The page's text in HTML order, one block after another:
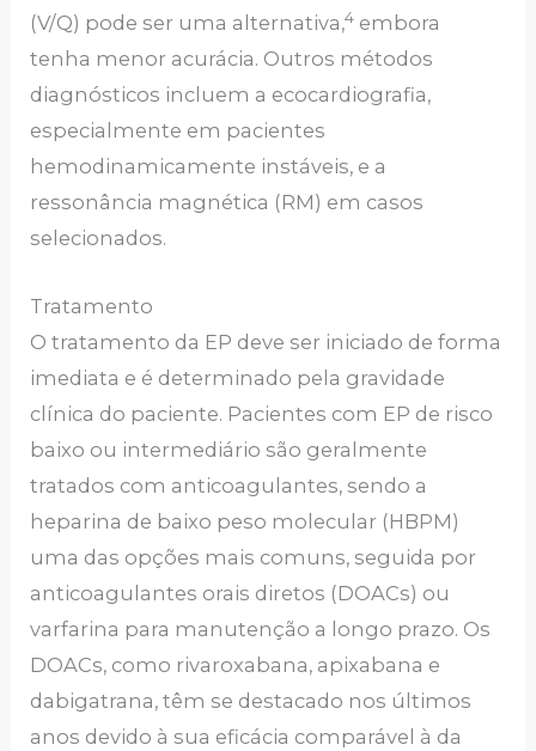
(V/Q) pode ser uma alternativa,4 embora
tenha menor acurácia. Outros métodos
diagnósticos incluem a ecocardiografia,
especialmente em pacientes
hemodinamicamente instáveis, e a
ressonância magnética (RM) em casos
selecionados.
Tratamento
O tratamento da EP deve ser iniciado de forma
imediata e é determinado pela gravidade
clínica do paciente. Pacientes com EP de risco
baixo ou intermediário são geralmente
tratados com anticoagulantes, sendo a
heparina de baixo peso molecular (HBPM)
uma das opções mais comuns, seguida por
anticoagulantes orais diretos (DOACs) ou
varfarina para manutenção a longo prazo. Os
DOACs, como rivaroxabana, apixabana e
dabigatrana, têm se destacado nos últimos
anos devido à sua eficácia comparável à da